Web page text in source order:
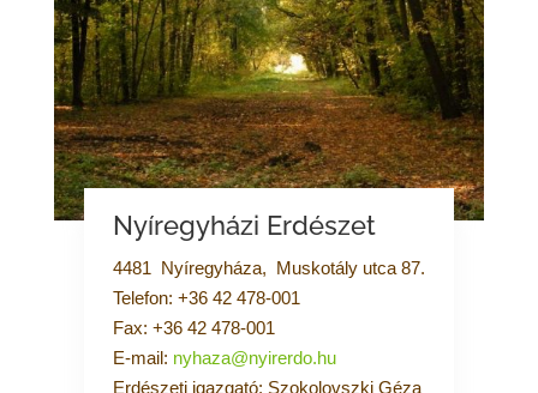
Nyíregyházi Erdészet
4481 Nyíregyháza, Muskotály utca 87.
Telefon: +36 42 478-001
Fax: +36 42 478-001
E-mail: nyhaza@nyirerdo.hu
Erdészeti igazgató: Szokolovszki Géza